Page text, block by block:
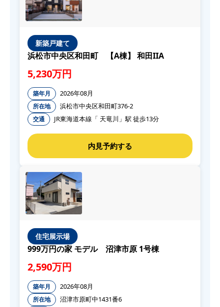
新築戸建て
浜松市中央区和田町 【A棟】 和田IIA
5,230万円
築年月 2026年08月
所在地 浜松市中央区和田町376-2
交通 JR東海道本線「 天竜川」駅 徒歩13分
住宅展示場
999万円の家 モデル 沼津市原 1号棟
2,590万円
築年月 2026年08月
所在地 沼津市原町中1431番6